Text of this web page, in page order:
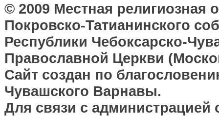
© 2009 Местная религиозная
Покровско-Татианинского
Республики Чебоксарско-
Православной Церкви
Сайт создан по
Чувашского Варнавы.
Для связи с администрацией